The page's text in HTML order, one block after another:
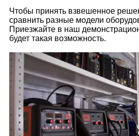
Чтобы принять взвешенное
сравнить разные модели
Приезжайте в наш
будет такая возможность.